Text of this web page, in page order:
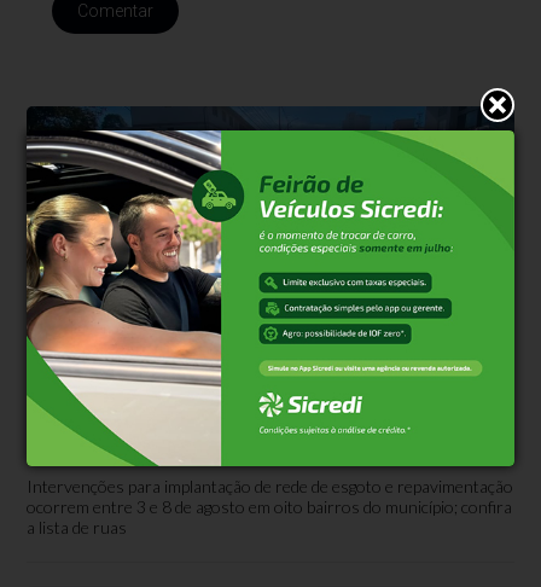
Comentar
Serviços Há 3 dias
Corsan retoma obra na Rua Florianópolis,
em Bento Gonçalves
Intervenções para implantação de rede de esgoto e repavimentação
ocorrem entre 3 e 8 de agosto em oito bairros do município; confira
a lista de ruas